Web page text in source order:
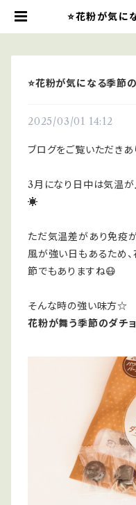
⭐️花粉が気に
⭐️花粉が気になる季節
2025/03/01 14:12
ブログをご覧いただきあ
3月になり日中は気温が
☀️
ただ気温差があり免疫が
風が強い日もあるため、
節でもありますね😷
そんな時の強い味方☆
花粉が舞う季節のダチ